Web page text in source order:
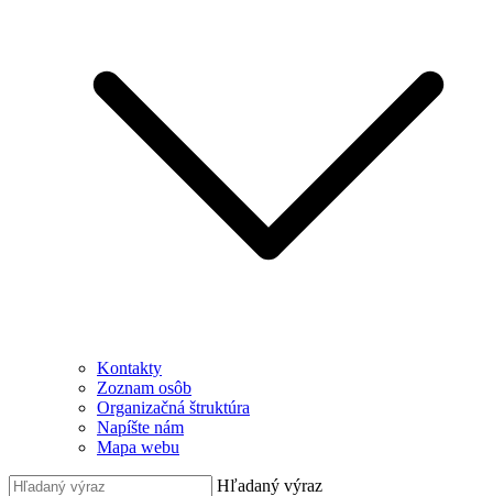
Kontakty
Zoznam osôb
Organizačná štruktúra
Napíšte nám
Mapa webu
Hľadaný výraz